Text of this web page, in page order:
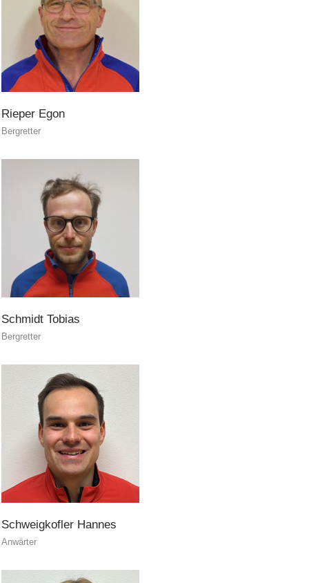
Rieper Egon
Bergretter
Schmidt Tobias
Bergretter
Schweigkofler Hannes
Anwärter